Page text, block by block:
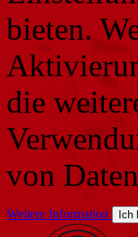
bieten.
die
von
Weitere Information Ich